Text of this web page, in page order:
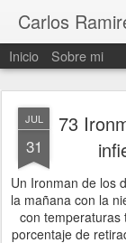
Inicio Sobre mi
JUL
31
73
Un Ironman de los
la mañana con la
con temperaturas
porcentaje de